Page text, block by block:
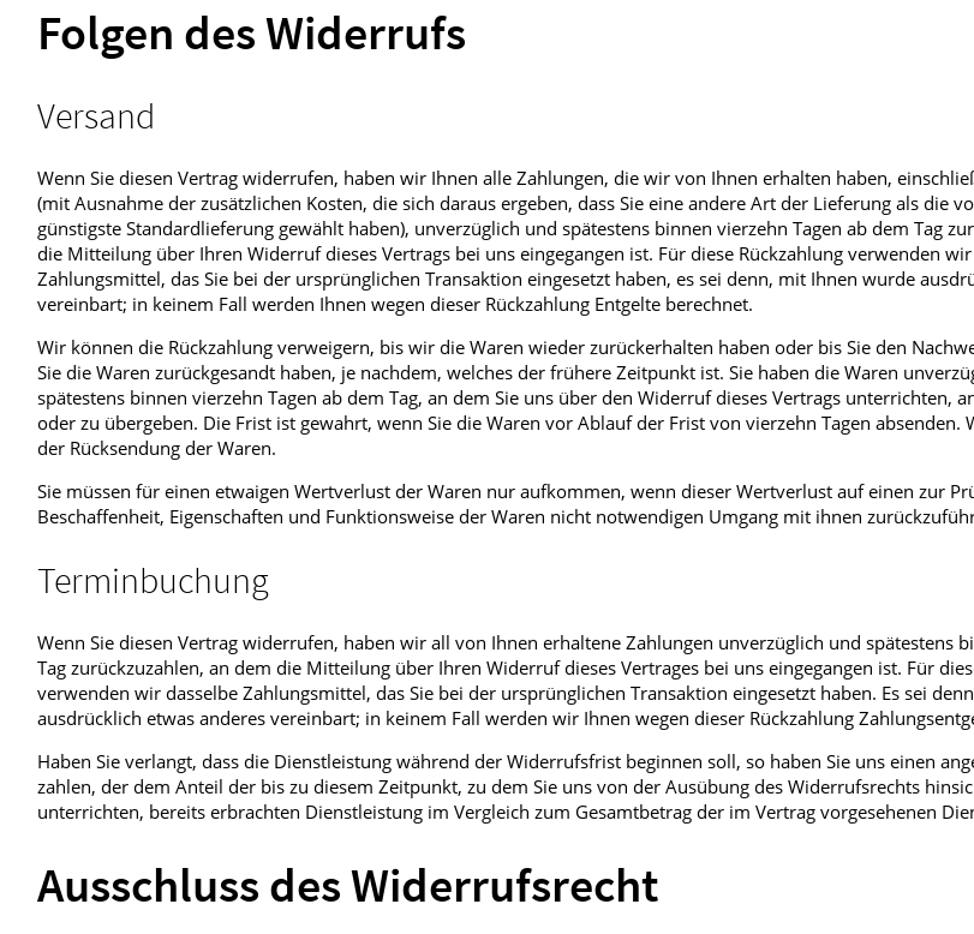
Folgen des Widerrufs
Versand
Wenn Sie diesen Vertrag widerrufen, haben wir Ihnen alle Zahlungen, die wir von Ihnen erhalten haben,
(mit Ausnahme der zusätzlichen Kosten, die sich daraus ergeben, dass Sie eine andere Art der Lieferung als die
günstigste Standardlieferung gewählt haben), unverzüglich und spätestens binnen vierzehn Tagen ab dem Tag
die Mitteilung über Ihren Widerruf dieses Vertrags bei uns eingegangen ist. Für diese Rückzahlung verwenden
Zahlungsmittel, das Sie bei der ursprünglichen Transaktion eingesetzt haben, es sei denn, mit Ihnen wurde
vereinbart; in keinem Fall werden Ihnen wegen dieser Rückzahlung Entgelte berechnet.
Wir können die Rückzahlung verweigern, bis wir die Waren wieder zurückerhalten haben oder bis Sie den
Sie die Waren zurückgesandt haben, je nachdem, welches der frühere Zeitpunkt ist. Sie haben die Waren
spätestens binnen vierzehn Tagen ab dem Tag, an dem Sie uns über den Widerruf dieses Vertrags unterrichten,
oder zu übergeben. Die Frist ist gewahrt, wenn Sie die Waren vor Ablauf der Frist von vierzehn Tagen absenden.
der Rücksendung der Waren.
Sie müssen für einen etwaigen Wertverlust der Waren nur aufkommen, wenn dieser Wertverlust auf einen zur
Beschaffenheit, Eigenschaften und Funktionsweise der Waren nicht notwendigen Umgang mit ihnen
Terminbuchung
Wenn Sie diesen Vertrag widerrufen, haben wir all von Ihnen erhaltene Zahlungen unverzüglich und spätestens
Tag zurückzuzahlen, an dem die Mitteilung über Ihren Widerruf dieses Vertrages bei uns eingegangen ist. Für
verwenden wir dasselbe Zahlungsmittel, das Sie bei der ursprünglichen Transaktion eingesetzt haben. Es sei
ausdrücklich etwas anderes vereinbart; in keinem Fall werden wir Ihnen wegen dieser Rückzahlung
Haben Sie verlangt, dass die Dienstleistung während der Widerrufsfrist beginnen soll, so haben Sie uns einen
zahlen, der dem Anteil der bis zu diesem Zeitpunkt, zu dem Sie uns von der Ausübung des Widerrufsrechts
unterrichten, bereits erbrachten Dienstleistung im Vergleich zum Gesamtbetrag der im Vertrag vorgesehenen
Ausschluss des Widerrufsrecht